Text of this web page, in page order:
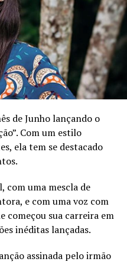
do pop e do
batidas intensas,
balladsdos anos 90 e
é alta, conforme Flávia
será apresentada
no “Um Baita Festival”
Santa Margarida em
o palco com
Reis, The Calling,
.
e radicada em
sido uma figura
desde 2006. Sua
de Junho lançando o
Com um estilo
ela tem se destacado
com uma mescla de
e com uma voz com
começou sua carreira em
inéditas lançadas.
assinada pelo irmão